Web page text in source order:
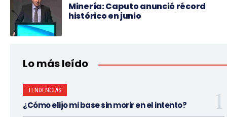
Minería: Caputo anunció récord
histórico en junio
Lo más leído
TENDENCIAS
¿Cómo elijo mi base sin morir en el intento?